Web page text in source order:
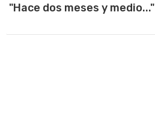
"Hace dos meses y medio..."